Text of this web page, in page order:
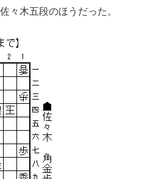
々木五段のほうだった。